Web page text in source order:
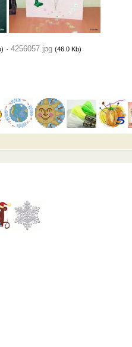
· 4256057.jpg (46.0 Kb)